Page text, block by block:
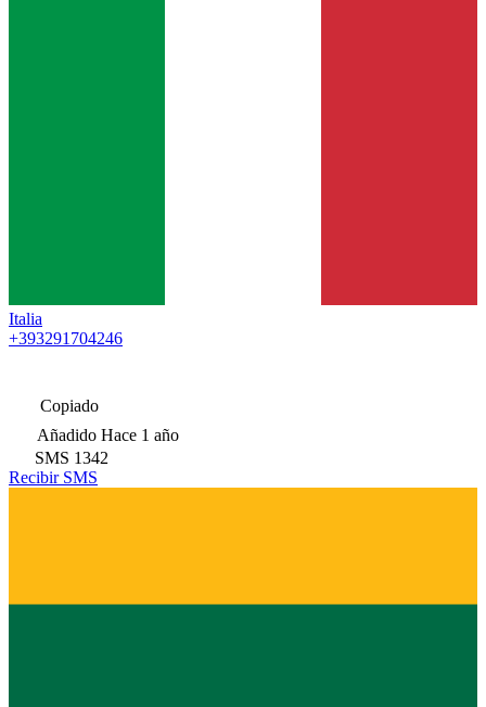
Italia
+393291704246
Copiado
Añadido Hace 1 año
SMS 1342
Recibir SMS